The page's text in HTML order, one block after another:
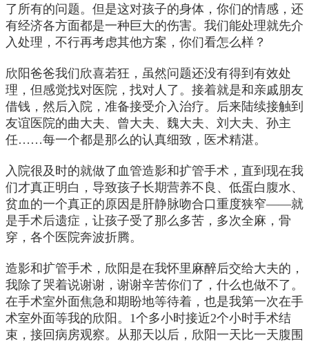
了所有的问题。但是这对孩子的身体，你们的情感，还
有经济各方面都是一种巨大的伤害。我们能处理就先介
入处理，不行再考虑其他方案，你们看怎么样？
欣阳爸爸我们欣喜若狂，虽然问题还没有得到有效处
理，但感觉找对医院，找对人了。接着就是和亲戚朋友
借钱，然后入院，准备接受介入治疗。后来陆续接触到
友谊医院的曲大夫、曾大夫、魏大夫、刘大夫、孙主
任……每一个都是那么的认真细致，医术精湛。
入院很及时的就做了血管造影和扩管手术，直到现在我
们才真正明白，导致孩子长期营养不良、低蛋白腹水、
贫血的一个真正的原因是肝静脉吻合口重度狭窄——就
是手术后遗症，让孩子受了那么多苦，多次全麻，骨
穿，各个医院奔波折腾。
造影和扩管手术，欣阳是在我怀里麻醉后交给大夫的，
我除了哭着说谢谢，谢谢辛苦你们了，什么也做不了。
在手术室外面焦急和期盼地等待着，也是我第一次在手
术室外面等我的欣阳。1个多小时接近2个小时手术结
束，接回病房观察。从那天以后，欣阳一天比一天腹围